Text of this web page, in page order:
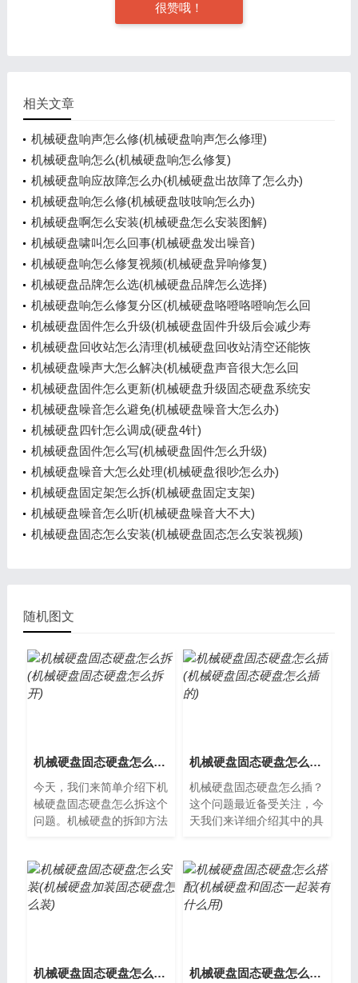
很赞哦！
相关文章
机械硬盘响声怎么修(机械硬盘响声怎么修理)
机械硬盘响怎么(机械硬盘响怎么修复)
机械硬盘响应故障怎么办(机械硬盘出故障了怎么办)
机械硬盘响怎么修(机械硬盘吱吱响怎么办)
机械硬盘啊怎么安装(机械硬盘怎么安装图解)
机械硬盘啸叫怎么回事(机械硬盘发出噪音)
机械硬盘响怎么修复视频(机械硬盘异响修复)
机械硬盘品牌怎么选(机械硬盘品牌怎么选择)
机械硬盘响怎么修复分区(机械硬盘咯噔咯噔响怎么回
事)
机械硬盘固件怎么升级(机械硬盘固件升级后会减少寿
命吗)
机械硬盘回收站怎么清理(机械硬盘回收站清空还能恢
复)
机械硬盘噪声大怎么解决(机械硬盘声音很大怎么回
事)
机械硬盘固件怎么更新(机械硬盘升级固态硬盘系统安
装)
机械硬盘噪音怎么避免(机械硬盘噪音大怎么办)
机械硬盘四针怎么调成(硬盘4针)
机械硬盘固件怎么写(机械硬盘固件怎么升级)
机械硬盘噪音大怎么处理(机械硬盘很吵怎么办)
机械硬盘固定架怎么拆(机械硬盘固定支架)
机械硬盘噪音怎么听(机械硬盘噪音大不大)
机械硬盘固态怎么安装(机械硬盘固态怎么安装视频)
随机图文
机械硬盘固态硬盘怎么拆(机械硬盘固态硬盘怎么拆开)
今天，我们来简单介绍下机
械硬盘固态硬盘怎么拆这个
问题。机械硬盘的拆卸方法
硬盘，确定...
机械硬盘固态硬盘怎么插(机械硬盘固态硬盘怎么插的)
机械硬盘固态硬盘怎么插？
这个问题最近备受关注，今
天我们来详细介绍其中的具
备，它需要...
机械硬盘固态硬盘怎么安装(机械硬盘加装固态硬盘怎么装) 机械硬盘固态硬盘怎么搭配(机械硬盘和固态一起装有什么用)